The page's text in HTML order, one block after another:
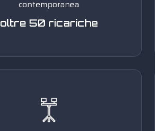
contemporanea
oltre 50 ricariche